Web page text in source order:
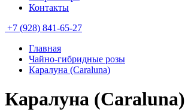
Контакты
+7 (928) 841-65-27
Главная
Чайно-гибридные розы
Каралуна (Caraluna)
Каралуна (Caraluna)